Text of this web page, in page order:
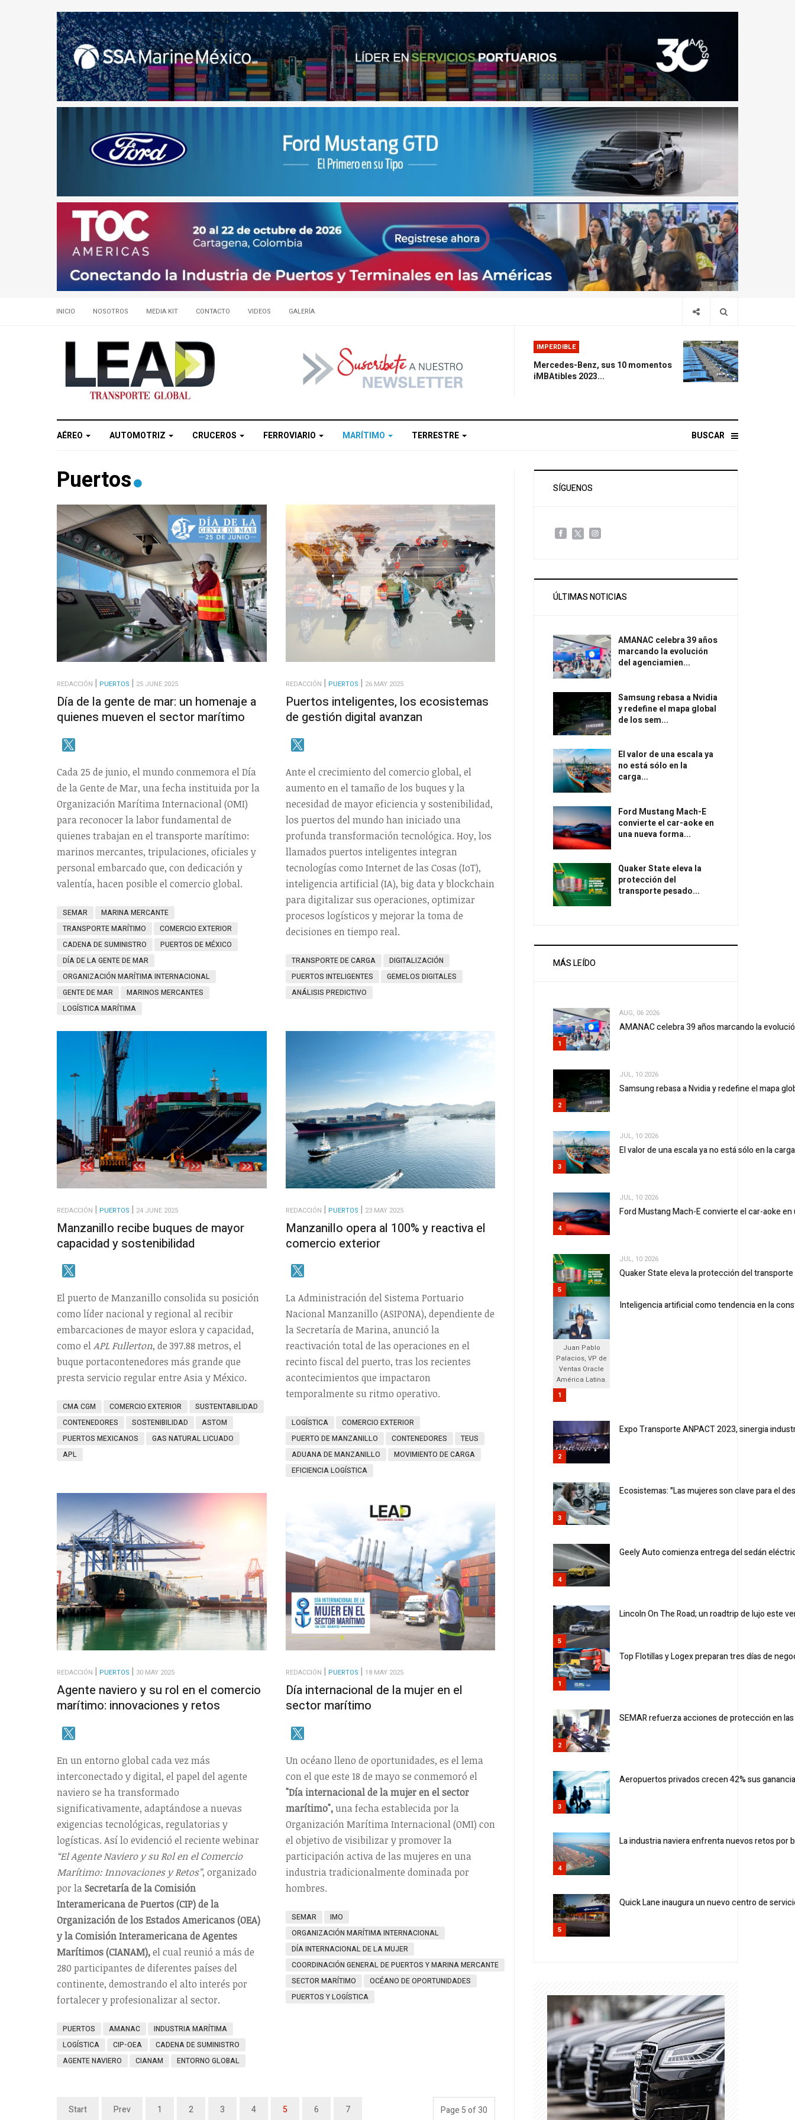
INICIO NOSOTROS MEDIA KIT CONTACTO VIDEOS GALERÍA
IMPERDIBLE
Mercedes-Benz, sus 10 momentos
iMBAtibles 2023...
AÉREO AUTOMOTRIZ CRUCEROS FERROVIARIO MARÍTIMO TERRESTRE BUSCAR
Puertos
REDACCIÓN PUERTOS 25 JUNE 2025
Día de la gente de mar: un homenaje a
quienes mueven el sector marítimo
Cada 25 de junio, el mundo conmemora el Día
de la Gente de Mar, una fecha instituida por la
Organización Marítima Internacional (OMI)
para reconocer la labor fundamental de
quienes trabajan en el transporte marítimo:
marinos mercantes, tripulaciones, oficiales y
personal embarcado que, con dedicación y
valentía, hacen posible el comercio global.
SEMAR
MARINA MERCANTE
TRANSPORTE MARÍTIMO
COMERCIO EXTERIOR
CADENA DE SUMINISTRO
PUERTOS DE MÉXICO
DÍA DE LA GENTE DE MAR
ORGANIZACIÓN MARÍTIMA INTERNACIONAL
GENTE DE MAR
MARINOS MERCANTES
LOGÍSTICA MARÍTIMA
REDACCIÓN PUERTOS 26 MAY 2025
Puertos inteligentes, los ecosistemas
de gestión digital avanzan
Ante el crecimiento del comercio global, el
aumento en el tamaño de los buques y la
necesidad de mayor eficiencia y sostenibilidad,
los puertos del mundo han iniciado una
profunda transformación tecnológica. Hoy, los
llamados puertos inteligentes integran
tecnologías como Internet de las Cosas (IoT),
inteligencia artificial (IA), big data y blockchain
para digitalizar sus operaciones, optimizar
procesos logísticos y mejorar la toma de
decisiones en tiempo real.
TRANSPORTE DE CARGA
DIGITALIZACIÓN
PUERTOS INTELIGENTES
GEMELOS DIGITALES
ANÁLISIS PREDICTIVO
REDACCIÓN PUERTOS 24 JUNE 2025
Manzanillo recibe buques de mayor
capacidad y sostenibilidad
El puerto de Manzanillo consolida su posición
como líder nacional y regional al recibir
embarcaciones de mayor eslora y capacidad,
como elAPL Fullerton, de 397.88 metros, el
buque portacontenedores más grande que
presta servicio regular entre Asia y México.
CMA CGM COMERCIO EXTERIOR
SUSTENTABILIDAD
CONTENEDORES
SOSTENIBILIDAD
ASTOM
PUERTOS MEXICANOS
GAS NATURAL LICUADO
APL
REDACCIÓN PUERTOS 23 MAY 2025
Manzanillo opera al 100% y reactiva el
comercio exterior
La Administración del Sistema Portuario
Nacional Manzanillo (ASIPONA), dependiente de
la Secretaría de Marina, anunció la
reactivación total de las operaciones en el
recinto fiscal del puerto, tras los recientes
acontecimientos que impactaron
temporalmente su ritmo operativo.
LOGÍSTICA
COMERCIO EXTERIOR
PUERTO DE MANZANILLO
CONTENEDORES
TEUS
ADUANA DE MANZANILLO
MOVIMIENTO DE CARGA
EFICIENCIA LOGÍSTICA
REDACCIÓN PUERTOS 30 MAY 2025
Agente naviero y su rol en el comercio
marítimo: innovaciones y retos
En un entorno global cada vez más
interconectado y digital, el papel del agente
naviero se ha transformado
significativamente, adaptándose a nuevas
exigencias tecnológicas, regulatorias y
logísticas. Así lo evidenció el reciente webinar
“El Agente Naviero y su Rol en el Comercio
Marítimo: Innovaciones y Retos”, organizado
por laSecretaría de la Comisión
Interamericana de Puertos (CIP) de la
Organización de los Estados Americanos (OEA)
y la Comisión Interamericana de Agentes
Marítimos (CIANAM),el cual reunió a más de
280 participantes de diferentes países del
continente, demostrando el alto interés por
fortalecer y profesionalizar al sector.
PUERTOS AMANAC
INDUSTRIA MARÍTIMA
LOGÍSTICA
CIP-OEA
CADENA DE SUMINISTRO
AGENTE NAVIERO
CIANAM ENTORNO GLOBAL
REDACCIÓN PUERTOS 18 MAY 2025
Día internacional de la mujer en el
sector marítimo
Un océano lleno de oportunidades, es el lema
con el que este 18 de mayo se conmemoró el
"Día internacional de la mujer en el sector
marítimo",una fecha establecida por la
Organización Marítima Internacional (OMI) con
el objetivo de visibilizar y promover la
participación activa de las mujeres en una
industria tradicionalmente dominada por
hombres.
SEMAR
IMO
ORGANIZACIÓN MARÍTIMA INTERNACIONAL
DÍA INTERNACIONAL DE LA MUJER
COORDINACIÓN GENERAL DE PUERTOS Y MARINA MERCANTE
SECTOR MARÍTIMO
OCÉANO DE OPORTUNIDADES
PUERTOS Y LOGÍSTICA
Page 5 of 30
Start Prev 1 2 3 4 5 6 7
SÍGUENOS
ÚLTIMAS NOTICIAS
AMANAC celebra 39 años
marcando la evolución
del agenciamien...
Samsung rebasa a Nvidia
y redefine el mapa global
de los sem...
El valor de una escala ya
no está sólo en la
carga...
Ford Mustang Mach-E
convierte el car-aoke en
una nueva forma...
Quaker State eleva la
protección del
transporte pesado...
MÁS LEÍDO
1
AUG, 06 2026
AMANAC celebra 39 años marcando la
2
JUL, 10 2026
Samsung rebasa a Nvidia y redefine el mapa
3
JUL, 10 2026
El valor de una escala ya no está sólo en la carga
4
JUL, 10 2026
Ford Mustang Mach-E convierte el car-aoke
5
JUL, 10 2026
Quaker State eleva la protección del
Juan Pablo
Palacios, VP de
Ventas Oracle
América Latina.
1
Inteligencia artificial como tendencia en la
2
Expo Transporte ANPACT 2023, sinergia
3
Ecosistemas: "Las mujeres son clave para el
4
Geely Auto comienza entrega del sedán
5
Lincoln On The Road; un roadtrip de lujo este
1
Top Flotillas y Logex preparan tres días de
2
SEMAR refuerza acciones de protección en
3
Aeropuertos privados crecen 42% sus
4
La industria naviera enfrenta nuevos retos por
5
Quick Lane inaugura un nuevo centro de